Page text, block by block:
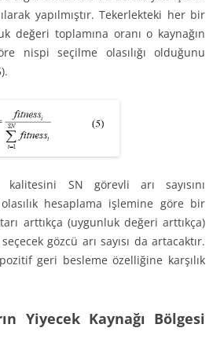
yapılmıştır. Tekerlekteki her bir
değeri toplamına oranı o kaynağın
nispi seçilme olasılığı olduğunu
SN görevli arı sayısını
hesaplama işlemine göre bir
arttıkça (uygunluk değeri arttıkça)
gözcü arı sayısı da artacaktır.
geri besleme özelliğine karşılık
Yiyecek Kaynağı Bölgesi